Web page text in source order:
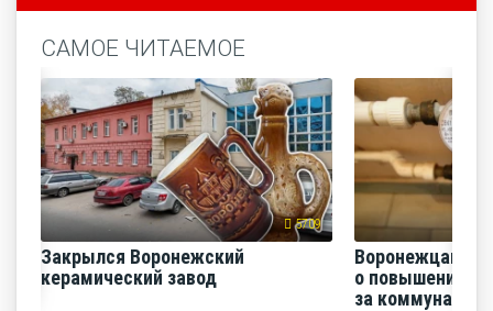
САМОЕ ЧИТАЕМОЕ
5709
Закрылся Воронежский
керамический завод
Воронежцам
о повышении
за